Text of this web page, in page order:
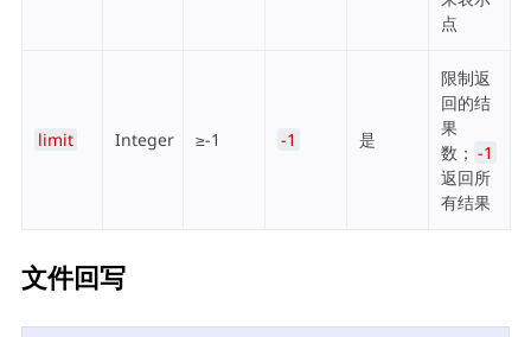
点
limit Integer ≥-1 -1 是
限制返
回的结
果
数； -1
返回所
有结果
文件回写